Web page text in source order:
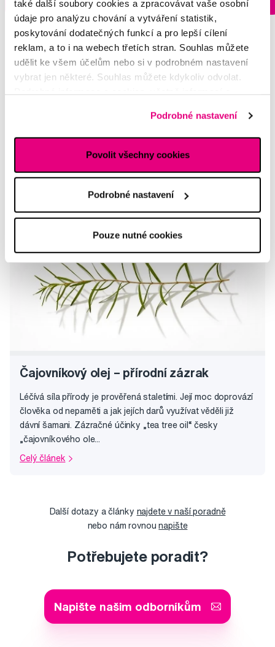
také další soubory cookies a zpracovávat vaše osobní
údaje pro analýzu chování a vytváření statistik,
poskytování dodatečných funkcí a pro lepší cílení
reklam, a to i na webech třetích stran. Souhlas můžete
udělit ke všem účelům nebo si v podrobném nastavení
vybrat jen některé. Souhlas můžete kdykoliv odvolat.
Podrobné nastavení
Povolit všechny cookies
Podrobné nastavení
Pouze nutné cookies
Vybrané dotazy a články
Fluorid v těhotenství
Čajovníkový olej – přírodní zázrak
Léčívá síla přírody je prověřená staletími. Její moc doprovází
člověka od nepaměti a jak jejích darů využívat věděli již
dávní šamani. Zázračné účinky „tea tree oil“ česky
„čajovníkového ole...
Celý článek
Další dotazy a články najdete v naší poradně
nebo nám rovnounapište
Potřebujete poradit?
Napište našim odborníkům